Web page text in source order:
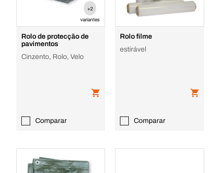
+2
variantes
Rolo de protecção de
pavimentos
Cinzento, Rolo, Velo
Comparar
Rolo filme
estirável
Comparar